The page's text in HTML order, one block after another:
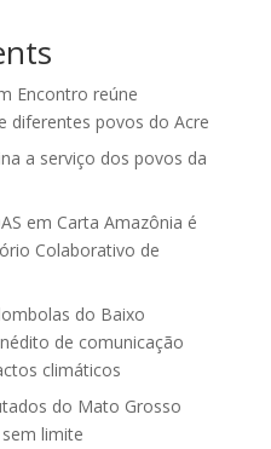
Encontro reúne
diferentes povos do Acre
a serviço dos povos da
em Carta Amazônia é
Colaborativo de
do Baixo
de comunicação
climáticos
do Mato Grosso
limite